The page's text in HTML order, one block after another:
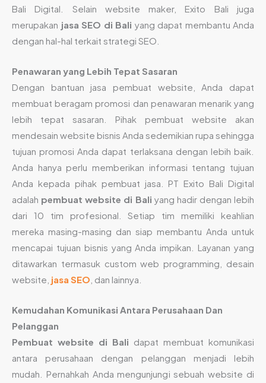
Bali Digital. Selain website maker, Exito Bali juga
merupakan jasa SEO di Bali yang dapat membantu Anda
dengan hal-hal terkait strategi SEO.
Penawaran yang Lebih Tepat Sasaran
Dengan bantuan jasa pembuat website, Anda dapat
membuat beragam promosi dan penawaran menarik yang
lebih tepat sasaran. Pihak pembuat website akan
mendesain website bisnis Anda sedemikian rupa sehingga
tujuan promosi Anda dapat terlaksana dengan lebih baik.
Anda hanya perlu memberikan informasi tentang tujuan
Anda kepada pihak pembuat jasa. PT Exito Bali Digital
adalah pembuat website di Bali yang hadir dengan lebih
dari 10 tim profesional. Setiap tim memiliki keahlian
mereka masing-masing dan siap membantu Anda untuk
mencapai tujuan bisnis yang Anda impikan. Layanan yang
ditawarkan termasuk custom web programming, desain
website, jasa SEO , dan lainnya.
Kemudahan Komunikasi Antara Perusahaan Dan
Pelanggan
Pembuat website di Bali dapat membuat komunikasi
antara perusahaan dengan pelanggan menjadi lebih
mudah. Pernahkah Anda mengunjungi sebuah website di